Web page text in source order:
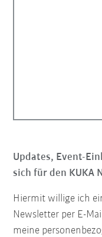
Updates, Event-
sich für den KUKA
Hiermit willige ich
Newsletter per E-
meine